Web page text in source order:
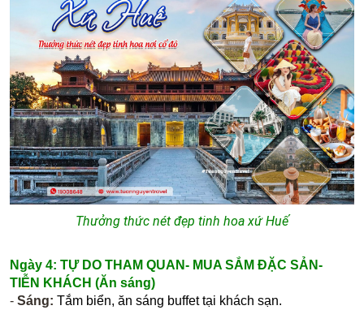
Thưởng thức nét đẹp tinh hoa xứ Huế
Ngày 4: TỰ DO THAM QUAN- MUA SẮM ĐẶC SẢN-
TIỄN KHÁCH (Ăn sáng)
-Sáng:Tắm biển, ăn sáng buffet tại khách sạn.